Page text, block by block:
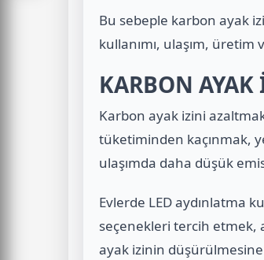
Bu sebeple karbon ayak
kullanımı, ulaşım, üretim
KARBON
Karbon ayak izini
tüketiminden kaçınmak,
ulaşımda daha düşük
Evlerde LED aydınlatma
seçenekleri tercih etmek,
ayak izinin düşürülmesine